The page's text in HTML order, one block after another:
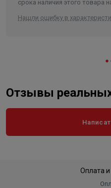
срока наличия этого товара
Нашли ошибку в
Отзывы
Оплата и